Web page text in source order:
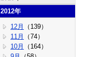
2012年
12月
（139）
11月
（74）
10月
（164）